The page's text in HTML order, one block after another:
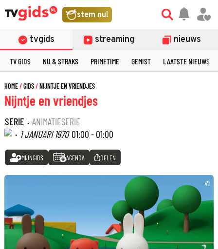
stem nu!
tvgids streaming nieuws
TV GIDS NU & STRAKS PRIMETIME GEMIST LAATSTE NIEUWS
HOME GIDS NIJNTJE EN VRIENDJES
Nijntje en vriendjes
SERIE · ANIMATIESERIE
· 1 JANUARI 1970 01:00 - 01:00
MIJNGIDS AGENDA DELEN
©